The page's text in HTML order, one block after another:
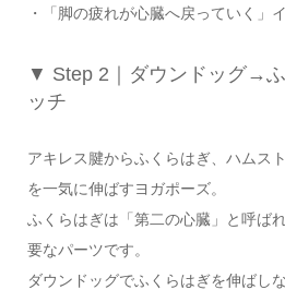
・「脚の疲れが心臓へ戻っていく」
▼ Step 2｜ダウンドッグ→
ッチ
アキレス腱からふくらはぎ、ハムス
を一気に伸ばすヨガポーズ。
ふくらはぎは「第二の心臓」と呼ば
要なパーツです。
ダウンドッグでふくらはぎを伸ばし